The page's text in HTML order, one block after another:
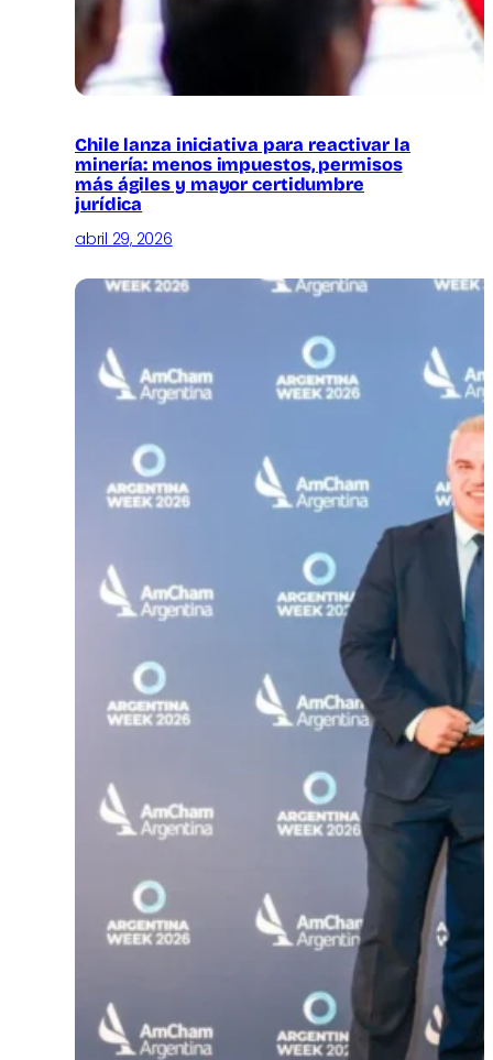
Chile lanza iniciativa para reactivar la
minería: menos impuestos, permisos
más ágiles y mayor certidumbre
jurídica
abril 29, 2026